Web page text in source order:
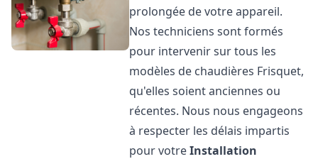
prolongée de votre appareil.
Nos techniciens sont formés
pour intervenir sur tous les
modèles de chaudières Frisquet,
qu'elles soient anciennes ou
récentes. Nous nous engageons
à respecter les délais impartis
pour votreInstallation